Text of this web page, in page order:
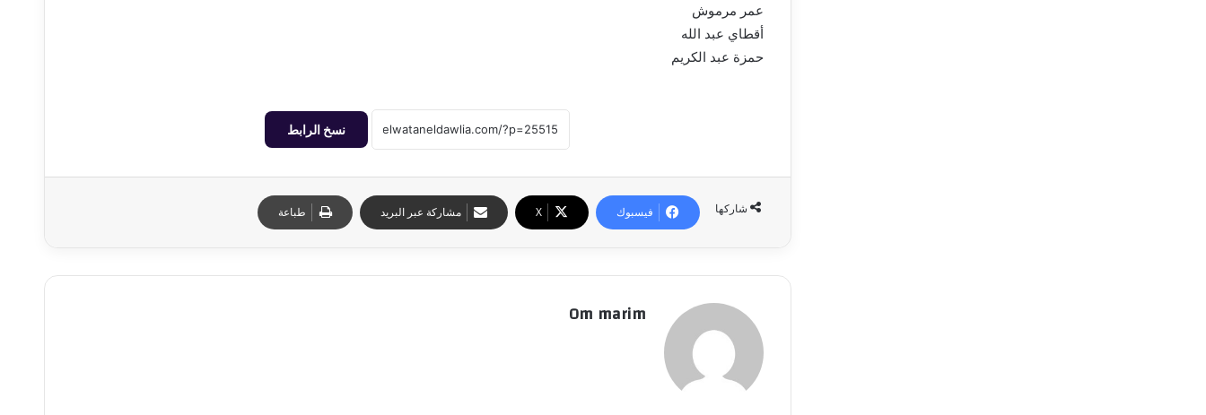
عمر مرموش
أقطاي عبد الله
حمزة عبد الكريم
نسخ الرابط
شاركها فيسبوك ‫X مشاركة عبر البريد طباعة
Om marim